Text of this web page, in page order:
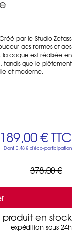
par le Studio Zetass
des formes et des
coque est réalisée en
tandis que le piètement
et moderne.
189,00 €TTC
Dont 0,48 € d'éco-participation
378,00 €
produit en stock
expédition sous 24h